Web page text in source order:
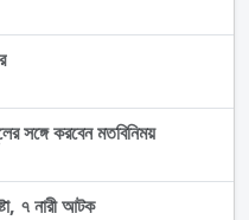
সঙ্গে করবেন মতবিনিময়
৭ নারী আটক